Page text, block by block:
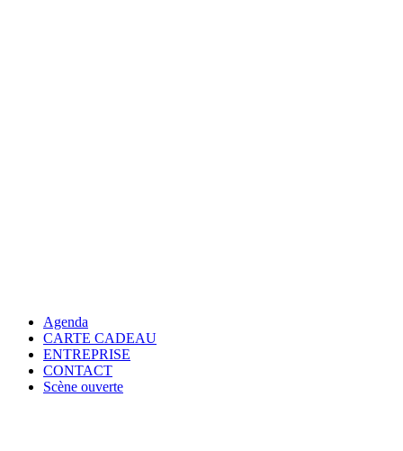
Agenda
CARTE CADEAU
ENTREPRISE
CONTACT
Scène ouverte